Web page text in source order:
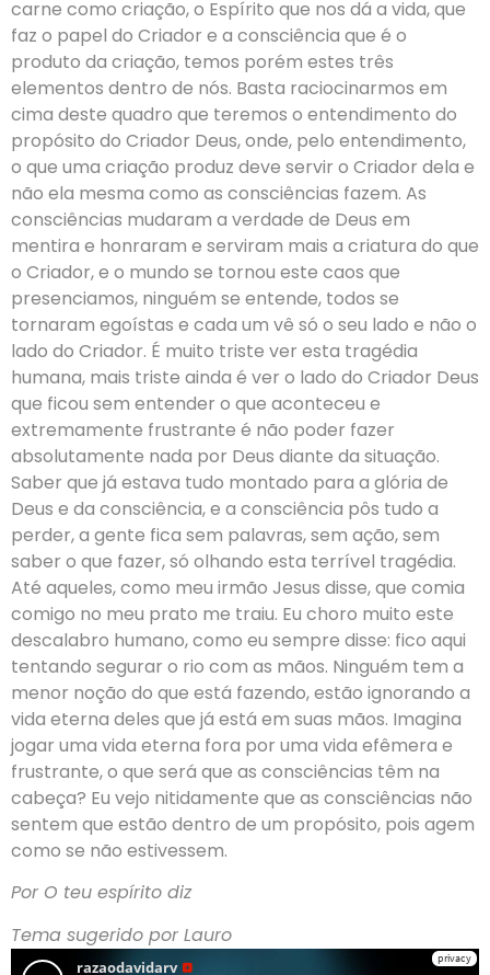
carne como criação, o Espírito que nos dá a vida, que
faz o papel do Criador e a consciência que é o
produto da criação, temos porém estes três
elementos dentro de nós. Basta raciocinarmos em
cima deste quadro que teremos o entendimento do
propósito do Criador Deus, onde, pelo entendimento,
o que uma criação produz deve servir o Criador dela e
não ela mesma como as consciências fazem. As
consciências mudaram a verdade de Deus em
mentira e honraram e serviram mais a criatura do que
o Criador, e o mundo se tornou este caos que
presenciamos, ninguém se entende, todos se
tornaram egoístas e cada um vê só o seu lado e não o
lado do Criador. É muito triste ver esta tragédia
humana, mais triste ainda é ver o lado do Criador Deus
que ficou sem entender o que aconteceu e
extremamente frustrante é não poder fazer
absolutamente nada por Deus diante da situação.
Saber que já estava tudo montado para a glória de
Deus e da consciência, e a consciência pôs tudo a
perder, a gente fica sem palavras, sem ação, sem
saber o que fazer, só olhando esta terrível tragédia.
Até aqueles, como meu irmão Jesus disse, que comia
comigo no meu prato me traiu. Eu choro muito este
descalabro humano, como eu sempre disse: fico aqui
tentando segurar o rio com as mãos. Ninguém tem a
menor noção do que está fazendo, estão ignorando a
vida eterna deles que já está em suas mãos. Imagina
jogar uma vida eterna fora por uma vida efêmera e
frustrante, o que será que as consciências têm na
cabeça? Eu vejo nitidamente que as consciências não
sentem que estão dentro de um propósito, pois agem
como se não estivessem.
Por O teu espírito diz
Tema sugerido por Lauro